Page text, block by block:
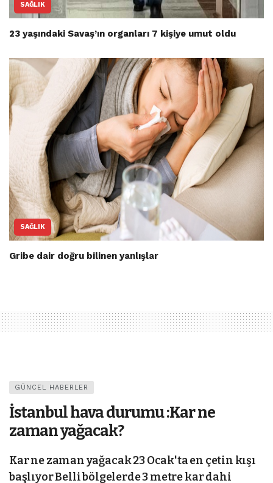
SAĞLIK
23 yaşındaki Savaş’ın organları 7 kişiye umut oldu
SAĞLIK
Gribe dair doğru bilinen yanlışlar
GÜNCEL HABERLER
İstanbul hava durumu :Kar ne
zaman yağacak?
Kar ne zaman yağacak 23 Ocak'ta en çetin kışı
başlıyor Belli bölgelerde 3 metre kar dahi